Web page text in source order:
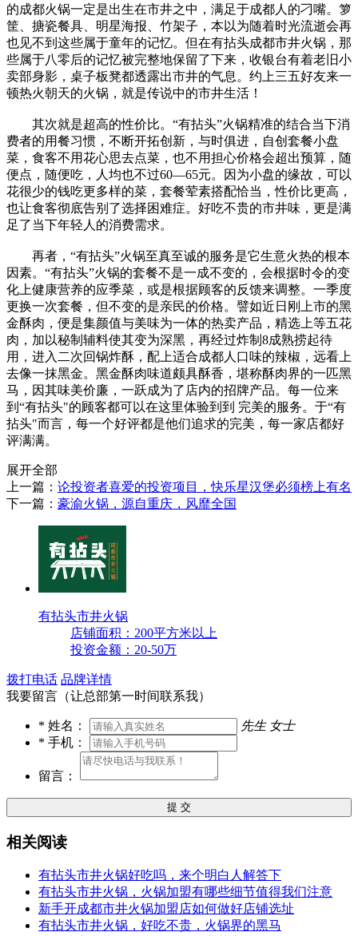
的成都火锅一定是出生在市井之中，满足于成都人的刁嘴。箩
筐、搪瓷餐具、明星海报、竹架子，本以为随着时光流逝会再
也见不到这些属于童年的记忆。但在有拈头成都市井火锅，那
些属于八零后的记忆被完整地保留了下来，收银台有着老旧小
卖部身影，桌子板凳都透露出市井的气息。约上三五好友来一
顿热火朝天的火锅，就是传说中的市井生活！
其次就是超高的性价比。“有拈头”火锅精准的结合当下消
费者的用餐习惯，不断开拓创新，与时俱进，自创套餐小盘
菜，食客不用花心思去点菜，也不用担心价格会超出预算，随
便点，随便吃，人均也不过60—65元。因为小盘的缘故，可以
花很少的钱吃更多样的菜，套餐荤素搭配恰当，性价比更高，
也让食客彻底告别了选择困难症。好吃不贵的市井味，更是满
足了当下年轻人的消费需求。
再者，“有拈头”火锅至真至诚的服务是它生意火热的根本
因素。“有拈头”火锅的套餐不是一成不变的，会根据时令的变
化上健康营养的应季菜，或是根据顾客的反馈来调整。一季度
更换一次套餐，但不变的是亲民的价格。譬如近日刚上市的黑
金酥肉，便是集颜值与美味为一体的热卖产品，精选上等五花
肉，加以秘制辅料使其变为深黑，再经过炸制8成熟捞起待
用，进入二次回锅炸酥，配上适合成都人口味的辣椒，远看上
去像一抹黑金。黑金酥肉味道颇具酥香，堪称酥肉界的一匹黑
马，因其味美价廉，一跃成为了店内的招牌产品。每一位来
到“有拈头"的顾客都可以在这里体验到到 完美的服务。于“有
拈头"而言，每一个好评都是他们追求的完美，每一家店都好
评满满。
展开全部
上一篇： 论投资者喜爱的投资项目，快乐星汉堡必须榜上有名
下一篇： 豪渝火锅，源自重庆，风靡全国
有拈头市井火锅
店铺面积：200平方米以上
投资金额：20-50万
拨打电话 品牌详情
我要留言（让总部第一时间联系我）
* 姓名： 先生 女士
* 手机：
留言：
提 交
相关阅读
有拈头市井火锅好吃吗，来个明白人解答下
有拈头市井火锅，火锅加盟有哪些细节值得我们注意
新手开成都市井火锅加盟店如何做好店铺选址
有拈头市井火锅，好吃不贵，火锅界的黑马